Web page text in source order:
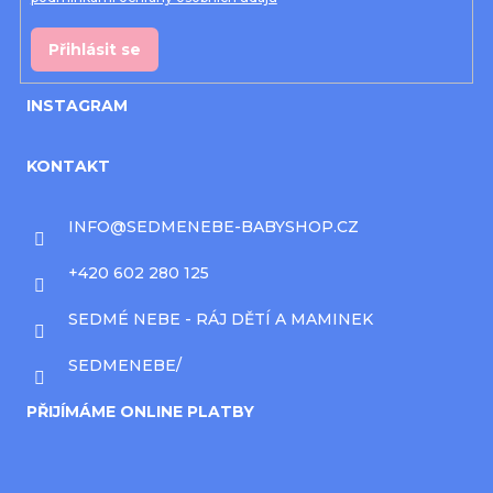
Přihlásit se
INSTAGRAM
KONTAKT
INFO@SEDMENEBE-BABYSHOP.CZ
+420 602 280 125
SEDMÉ NEBE - RÁJ DĚTÍ A MAMINEK
SEDMENEBE/
PŘIJÍMÁME ONLINE PLATBY